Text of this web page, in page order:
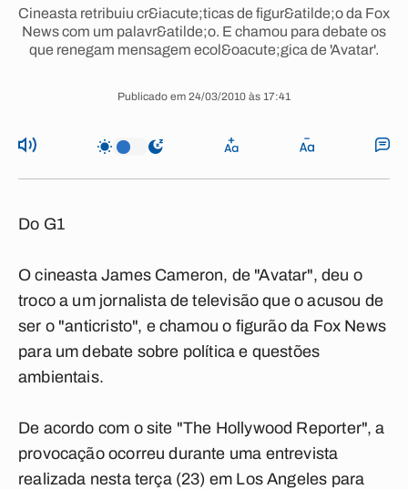
Cineasta retribuiu cr&iacute;ticas de figur&atilde;o da Fox
News com um palavr&atilde;o. E chamou para debate os
que renegam mensagem ecol&oacute;gica de 'Avatar'.
Publicado em 24/03/2010 às 17:41
Do G1
O cineasta James Cameron, de "Avatar", deu o
troco a um jornalista de televisão que o acusou de
ser o "anticristo", e chamou o figurão da Fox News
para um debate sobre política e questões
ambientais.
De acordo com o site "The Hollywood Reporter", a
provocação ocorreu durante uma entrevista
realizada nesta terça (23) em Los Angeles para